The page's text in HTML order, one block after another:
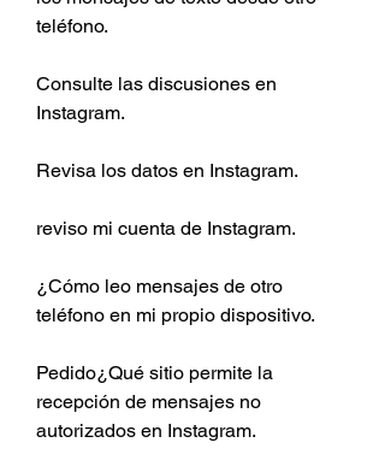
teléfono.
Consulte las discusiones en
Instagram.
Revisa los datos en Instagram.
reviso mi cuenta de Instagram.
¿Cómo leo mensajes de otro
teléfono en mi propio dispositivo.
Pedido¿Qué sitio permite la
recepción de mensajes no
autorizados en Instagram.